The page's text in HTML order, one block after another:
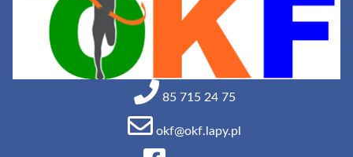
85 715 24 75
okf@okf.lapy.pl